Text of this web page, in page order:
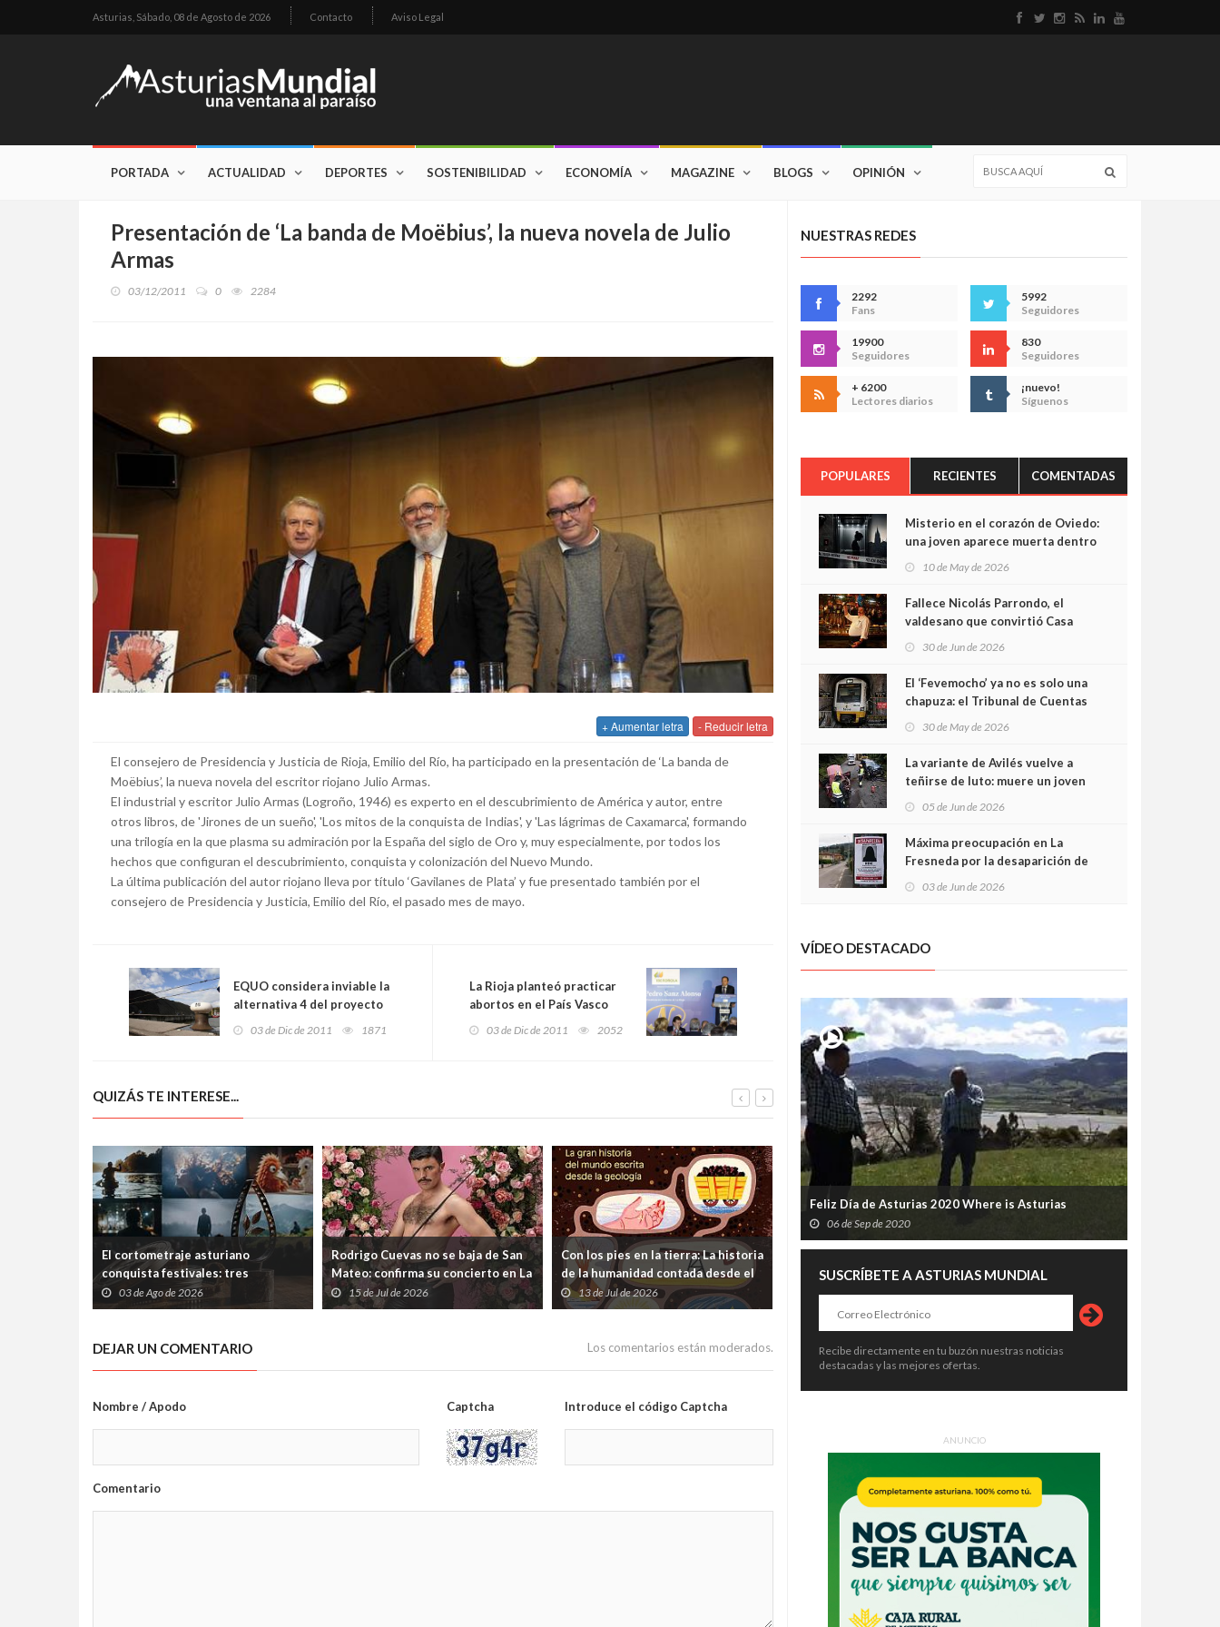
Asturias, Sábado, 08 de Agosto de 2026 Contacto Aviso Legal
PORTADA ACTUALIDAD DEPORTES SOSTENIBILIDAD ECONOMÍA MAGAZINE BLOGS OPINIÓN
Presentación de ‘La banda de Moëbius’, la nueva novela de Julio
Armas
03/12/2011 0 2284
+ Aumentar letra - Reducir letra
El consejero de Presidencia y Justicia de Rioja, Emilio del Río, ha participado en la presentación de ‘La banda de
Moëbius’, la nueva novela del escritor riojano Julio Armas.
El industrial y escritor Julio Armas (Logroño, 1946) es experto en el descubrimiento de América y autor, entre
otros libros, de 'Jirones de un sueño', 'Los mitos de la conquista de Indias', y 'Las lágrimas de Caxamarca', formando
una trilogía en la que plasma su admiración por la España del siglo de Oro y, muy especialmente, por todos los
hechos que configuran el descubrimiento, conquista y colonización del Nuevo Mundo.
La última publicación del autor riojano lleva por título ‘Gavilanes de Plata’ y fue presentado también por el
consejero de Presidencia y Justicia, Emilio del Río, el pasado mes de mayo.
EQUO considera inviable la
alternativa 4 del proyecto
de accesos a la margen
03 de Dic de 2011 1871
La Rioja planteó practicar
abortos en el País Vasco
como compensación a la
03 de Dic de 2011 2052
QUIZÁS TE INTERESE...
El cortometraje asturiano
conquista festivales: tres
producciones de Laboral
Cinemateca suman nuevos premios
03 de Ago de 2026
Rodrigo Cuevas no se baja de San
Mateo: confirma su concierto en La
Ería tras las dudas lanzadas desde
el Ayuntamiento
15 de Jul de 2026
Con los pies en la tierra: La historia
de la humanidad contada desde el
subsuelo
13 de Jul de 2026
vivir a 15 minutos de todo?
06 de Jul de 2026
a los pueblos: 15.000 cursos para
que nadie se quede atrás por vivir
lejos de una ciudad
25 de Jun de 2026
DEJAR UN COMENTARIO Los comentarios están moderados.
Nombre / Apodo Captcha Introduce el código Captcha
Comentario
NUESTRAS REDES
2292
Fans
5992
Seguidores
19900
Seguidores
830
Seguidores
+ 6200
Lectores diarios
¡nuevo!
Síguenos
POPULARES RECIENTES COMENTADAS
Misterio en el corazón de Oviedo:
una joven aparece muerta dentro
cámaras captan sus últimos
minutos
10 de May de 2026
Fallece Nicolás Parrondo, el
valdesano que convirtió Casa
30 de Jun de 2026
El ‘Fevemocho’ ya no es solo una
chapuza: el Tribunal de Cuentas
sobrecoste de los trenes que no
cabían por los túneles
30 de May de 2026
La variante de Avilés vuelve a
teñirse de luto: muere un joven
05 de Jun de 2026
Máxima preocupación en La
Fresneda por la desaparición de
03 de Jun de 2026
VÍDEO DESTACADO
Feliz Día de Asturias 2020 Where is Asturias
06 de Sep de 2020
SUSCRÍBETE A ASTURIAS MUNDIAL
Recibe directamente en tu buzón nuestras noticias
destacadas y las mejores ofertas.
ANUNCIO